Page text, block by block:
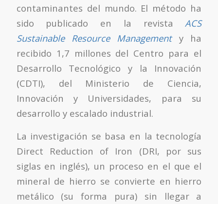
contaminantes del mundo. El método ha
sido publicado en la revistaACS
Sustainable Resource Managementy ha
recibido 1,7 millones del Centro para el
Desarrollo Tecnológico y la Innovación
(CDTI), del Ministerio de Ciencia,
Innovación y Universidades, para su
desarrollo y escalado industrial.
La investigación se basa en la tecnología
Direct Reduction of Iron (DRI, por sus
siglas en inglés), un proceso en el que el
mineral de hierro se convierte en hierro
metálico (su forma pura) sin llegar a